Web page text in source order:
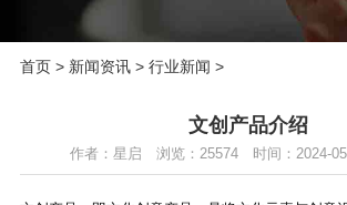
首页> 新闻资讯> 行业新闻 >
文创产品介绍
作者：星启 浏览：25574 时间：2024-